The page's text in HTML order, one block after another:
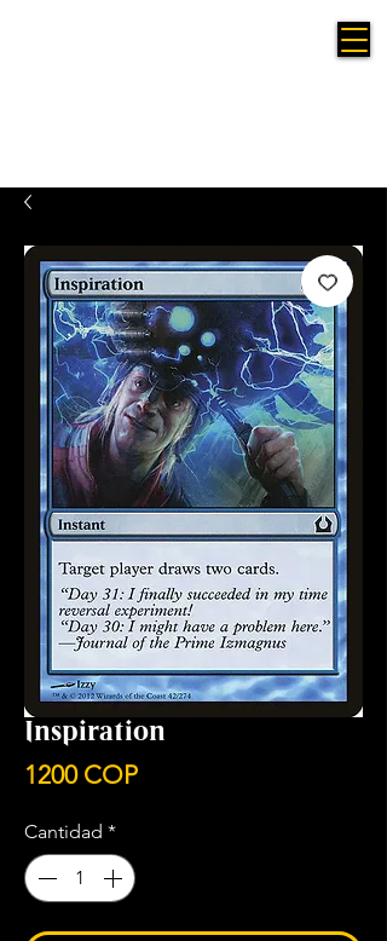
Inspiration
1200 COPPrecio
Cantidad *